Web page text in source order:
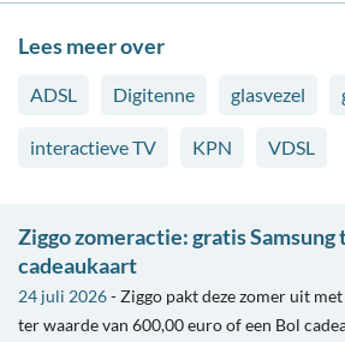
Lees meer over
ADSL Digitenne glasvezel
interactieve TV KPN VDSL
Ziggo zomeractie: gratis Samsung
cadeaukaart
24 juli 2026- Ziggo pakt deze zomer uit
ter waarde van 600,00 euro of een Bol